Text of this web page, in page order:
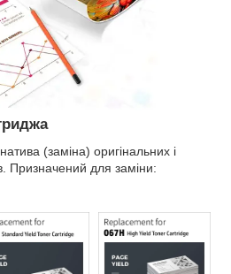
(заміна) оригінальних і
Призначений для заміни: